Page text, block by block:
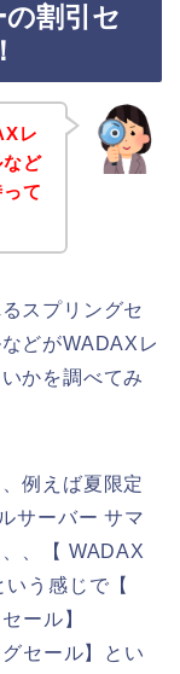
割引セ
レ
ど
て
スプリングセ
どがWADAXレ
かを調べてみ
例えば夏限定
サーバー サマ
、【 WADAX
う感じで【
ール】
セール】とい